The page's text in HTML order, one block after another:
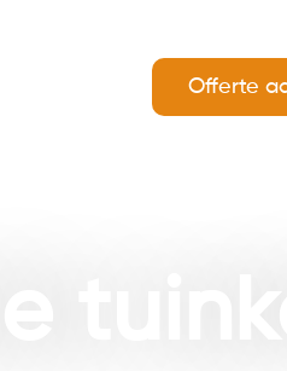
Offerte